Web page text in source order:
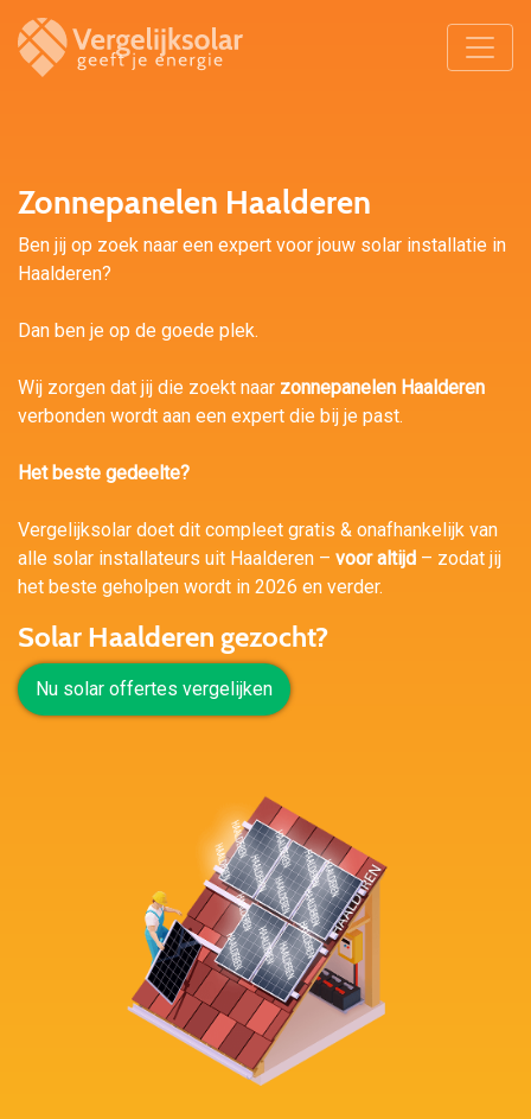
Zonnepanelen Haalderen
Ben jij op zoek naar een expert voor jouw solar installatie in
Haalderen?
Dan ben je op de goede plek.
Wij zorgen dat jij die zoekt naar zonnepanelen Haalderen
verbonden wordt aan een expert die bij je past.
Het beste gedeelte?
Vergelijksolar doet dit compleet gratis & onafhankelijk van
alle solar installateurs uit Haalderen – voor altijd – zodat jij
het beste geholpen wordt in 2026 en verder.
Solar Haalderen gezocht?
Nu solar offertes vergelijken